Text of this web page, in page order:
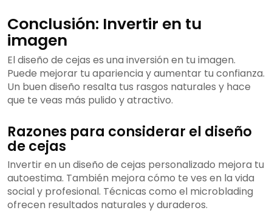
Conclusión: Invertir en tu
imagen
El diseño de cejas es una inversión en tu imagen.
Puede mejorar tu apariencia y aumentar tu confianza.
Un buen diseño resalta tus rasgos naturales y hace
que te veas más pulido y atractivo.
Razones para considerar el diseño
de cejas
Invertir en un diseño de cejas personalizado mejora tu
autoestima. También mejora cómo te ves en la vida
social y profesional. Técnicas como el microblading
ofrecen resultados naturales y duraderos.